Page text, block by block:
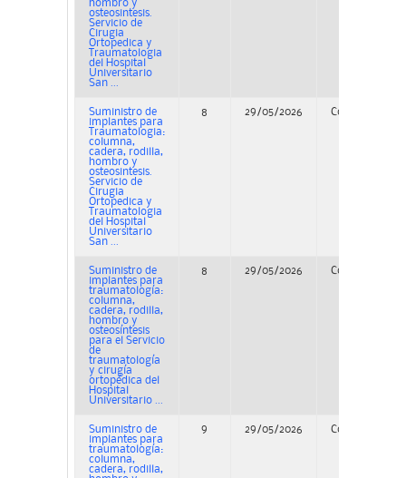
hombro y
osteosintesis.
Servicio de
Cirugia
Ortopedica y
Traumatologia
del Hospital
Universitario
San ...
Suministro de
implantes para
Traumatologia:
columna,
cadera, rodilla,
hombro y
osteosintesis.
Servicio de
Cirugia
Ortopedica y
Traumatologia
del Hospital
Universitario
San ...
8 29/05/2026 Concurso
Suministro de
implantes para
traumatología:
columna,
cadera, rodilla,
hombro y
osteosíntesis
para el Servicio
de
traumatología
y cirugía
ortopédica del
Hospital
Universitario ...
8 29/05/2026 Concurso
Suministro de
implantes para
traumatología:
columna,
cadera, rodilla,
9 29/05/2026 Concurso